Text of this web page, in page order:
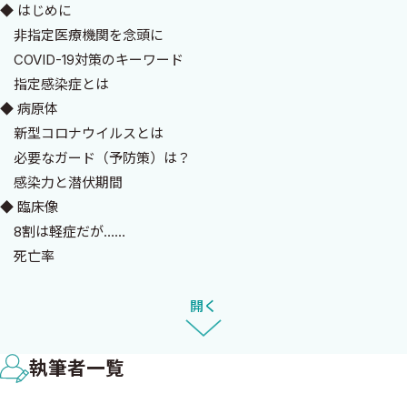
私はインフォデミックに対し，情報を整理して発信する必要性を
感じた．CDC，WHO，トップジャーナルからの最新報告，そして
厚生労働省や国立感染症研究所などの信頼性の高いリソースをも
とに，私の感染症専門医としての感覚で，情報を整理して，SNSで
定期情報を提供した．すると幸いにも多くの好意的な反響を得る
ことができた．この内容は日経メディカルにも取り上げられ，さ
らには株式会社ケアネットより特別講義の要請を受けて，収録し
配信された．
本書はこの特別講義を元に書き下ろし，さらに出版時点での最新
の情報を加筆して編集したものである．単なる情報の整理にとど
まらない，より実践的な内容とするため，私の信頼する臨床家の
り，その情報を感染症の専門医は症例へどう利用するのかがご理解
いただけるであろう．さらに私のSNSの情報をわかりやすいスライ
ドにして配信してくださっていた山下貴史獣医師にも本書の編集
◆ はじめに
非指定医療機関を念頭に
COVID-19対策のキーワード
指定感染症とは
◆ 病原体
新型コロナウイルスとは
必要なガード（予防策）は？
感染力と潜伏期間
◆ 臨床像
8割は軽症だが……
死亡率
◆ 診断
血液検査所見
開く
執筆者一覧